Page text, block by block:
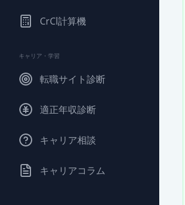
CrCl計算機
キャリア・学習
転職サイト診断
適正年収診断
キャリア相談
キャリアコラム